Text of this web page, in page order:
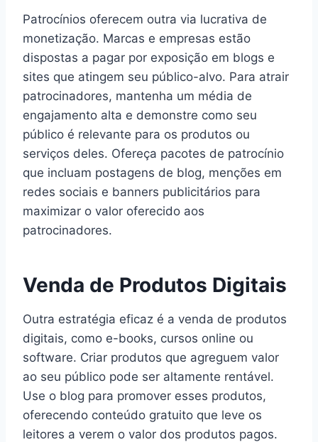
Patrocínios oferecem outra via lucrativa de
monetização. Marcas e empresas estão
dispostas a pagar por exposição em blogs e
sites que atingem seu público-alvo. Para atrair
patrocinadores, mantenha um média de
engajamento alta e demonstre como seu
público é relevante para os produtos ou
serviços deles. Ofereça pacotes de patrocínio
que incluam postagens de blog, menções em
redes sociais e banners publicitários para
maximizar o valor oferecido aos
patrocinadores.
Venda de Produtos Digitais
Outra estratégia eficaz é a venda de produtos
digitais, como e-books, cursos online ou
software. Criar produtos que agreguem valor
ao seu público pode ser altamente rentável.
Use o blog para promover esses produtos,
oferecendo conteúdo gratuito que leve os
leitores a verem o valor dos produtos pagos.